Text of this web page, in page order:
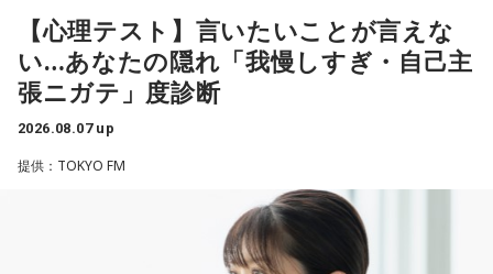
音楽体験とすごくつながっていて。
「あ、自分もバンドできるんだ」みたいな、そういうときの
ワクワク感のようなものが、いろんな不安や葛藤を飛び越え
ます。歌詞は自分と向き合っている部分も結構あるんですけ
ど、音像がかなり爽やかなので、そういうものを飛び越えて
いくような“若さ”をすごく感じました。
次回8月8日（土）の放送は、シンガーソングライター・バー
チャルYouTuberのぼっちぼろまるさんをゲストに迎えてお届
原。さらに、日常生活におけるコンディションづくりの重要
性を語ります。
江原：やっぱり、集中力が欠けちゃうしね。だからご飯を食
べて、新しいお家を建てればまたよく寝られたりすると思う
れを大事にして、コンディションを常に最高に整えるという
ことであれば、もしかしたら悩んでいた時期は体調が不安定
だったかもしれない。だって、普段だったら前向きにいける
ところが、何かふと不安になっちゃったりするでしょう。
さて、あなたが気になったのはどんなことですか？
次の中から近いものを1つ選んでください。
1． 水がこぼれてしまうことはないのか
2． こんなに水は必要なのか
3． ひび割れなど壊れる心配はないか
4． どうやって放水しているのか
この心理テストでわかることは、あなたの「我慢しすぎ・自
【心理テスト】言いたいことが言えな
い…あなたの隠れ「我慢しすぎ・自己主
張ニガテ」度診断
2026.08.07 up
提供：TOKYO FM